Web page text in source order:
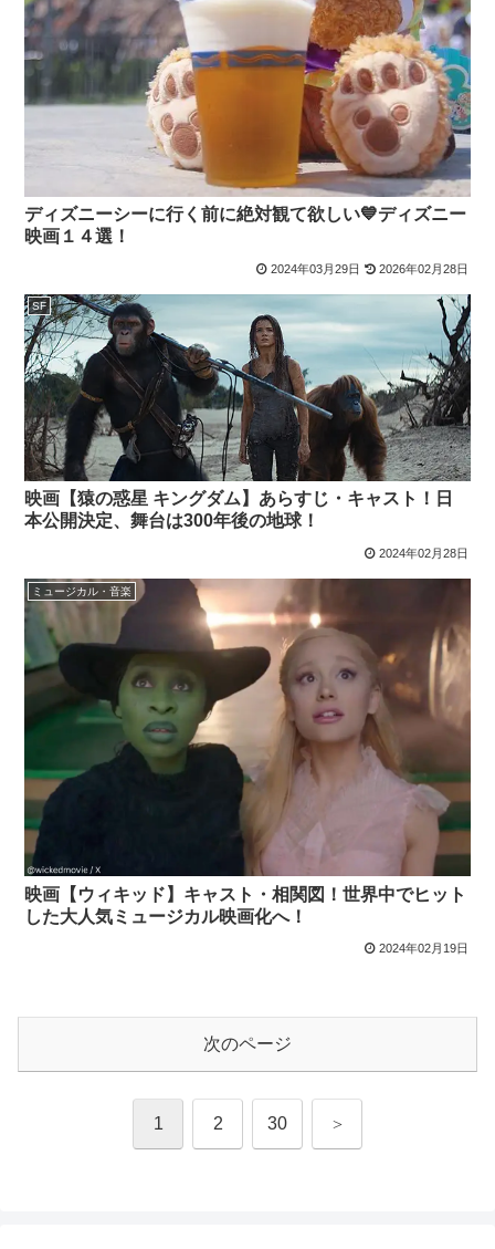
ディズニーシーに行く前に絶対観て欲しい💙ディズニー
映画１４選！
2024年03月29日 2026年02月28日
SF
映画【猿の惑星 キングダム】あらすじ・キャスト！日
本公開決定、舞台は300年後の地球！
2024年02月28日
ミュージカル・音楽
映画【ウィキッド】キャスト・相関図！世界中でヒット
した大人気ミュージカル映画化へ！
2024年02月19日
次のページ
1 2 30 次